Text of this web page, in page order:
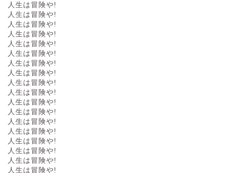
人生は冒険や!
人生は冒険や!
人生は冒険や!
人生は冒険や!
人生は冒険や!
人生は冒険や!
人生は冒険や!
人生は冒険や!
人生は冒険や!
人生は冒険や!
人生は冒険や!
人生は冒険や!
人生は冒険や!
人生は冒険や!
人生は冒険や!
人生は冒険や!
人生は冒険や!
人生は冒険や!